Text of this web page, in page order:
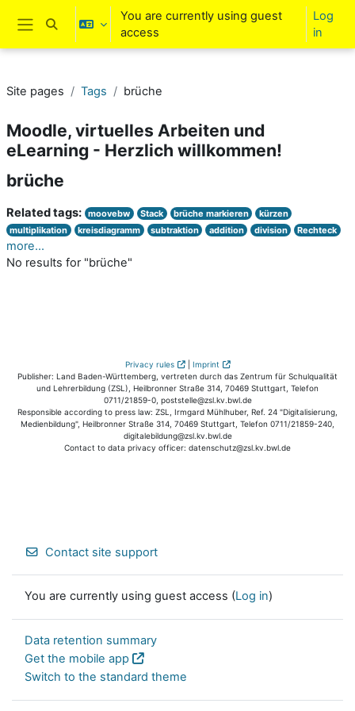
Skip to main content
Side panel
Toggle search input
You are currently using guest
access
Log
in
Site pages Tags brüche
Moodle, virtuelles Arbeiten und
eLearning - Herzlich willkommen!
brüche
Related tags: moovebw Stack brüche markieren
kürzen
multiplikation
kreisdiagramm subtraktion addition division Rechteck
more...
No results for "brüche"
Privacy rules | Imprint
Publisher: Land Baden-Württemberg, vertreten durch das Zentrum für Schulqualität
und Lehrerbildung (ZSL), Heilbronner Straße 314, 70469 Stuttgart, Telefon
0711/21859-0, poststelle@zsl.kv.bwl.de
Responsible according to press law: ZSL, Irmgard Mühlhuber, Ref. 24 "Digitalisierung,
Medienbildung", Heilbronner Straße 314, 70469 Stuttgart, Telefon 0711/21859-240,
digitalebildung@zsl.kv.bwl.de
Contact to data privacy officer: datenschutz@zsl.kv.bwl.de
Contact site support
You are currently using guest access (Log in)
Data retention summary
Get the mobile app
Switch to the standard theme